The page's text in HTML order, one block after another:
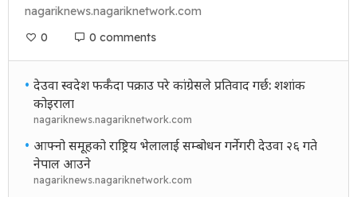
nagariknews.nagariknetwork.com
0
0 comments
• देउवा स्वदेश फर्कँदा पक्राउ परे कांग्रेसले प्रतिवाद गर्छ: शशांक
कोइराला
nagariknews.nagariknetwork.com
• आफ्नो समूहको राष्ट्रिय भेलालाई सम्बोधन गर्नेगरी देउवा २६ गते
नेपाल आउने
nagariknews.nagariknetwork.com